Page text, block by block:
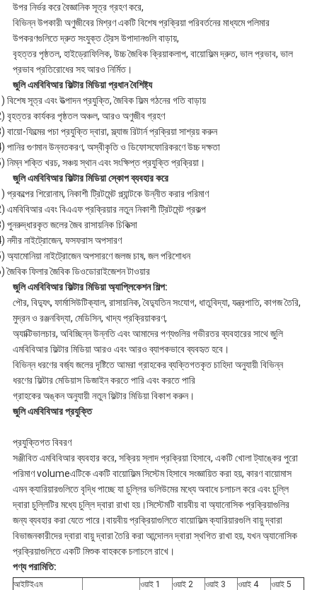
উপর নির্ভর করে বৈজ্ঞানিক সূত্র গ্রহণ করে,
বিভিন্ন উপকারী অণুজীবের মিশ্রণ একটি বিশেষ প্রক্রিয়া পরিবর্তনের মাধ্যমে পলিমার
উপকরণগুলিতে দ্রুত সংযুক্ত ট্রেস উপাদানগুলি বাড়ায়,
বৃহত্তর পৃষ্ঠতল, হাইড্রোফিলিক, উচ্চ জৈবিক ক্রিয়াকলাপ, বায়োফিল্ম দ্রুত, ভাল প্রভাব, ভাল
প্রভাব প্রতিরোধের সহ আরও নির্মিত।
জুলিএমবিবিআর ফিল্টার মিডিয়া প্রধান বৈশিষ্ট্য
বিশেষ সূত্র এবং উত্পাদন প্রযুক্তি, জৈবিক ফিল্ম গঠনের গতি বাড়ায়
বৃহত্তর কার্যকর পৃষ্ঠতল অঞ্চল, আরও অণুজীব গ্রহণ
বায়ো-ফিল্মের পচা প্রযুক্তি দ্বারা, স্ল্যাজ রিটার্ন প্রক্রিয়া সাশ্রয় করুন
পানির গুণমান উন্নতকরণ, অস্বীকৃতি ও ডিফোসফোরিকরণে উচ্চ দক্ষতা
নিম্ন শক্তি খরচ, সঞ্চয় স্থান এবং সংক্ষিপ্ত প্রযুক্তি প্রক্রিয়া।
জুলিএমবিবিআর ফিল্টার মিডিয়া স্কোপ ব্যবহার করে
প্রকল্পের শিরোনাম, নিকাশী ট্রিটমেন্ট প্ল্যান্টকে উন্নীত করার পরিমাণ
এমবিবিআর এবং বিএএফ প্রক্রিয়ার নতুন নিকাশী ট্রিটমেন্ট প্রকল্প
পুনরুদ্ধারকৃত জলের জৈব রাসায়নিক চিকিত্সা
নদীর নাইট্রোজেন, ফসফরাস অপসারণ
অ্যামোনিয়া নাইট্রোজেন অপসারণে জলজ চাষ, জল পরিশোধন
জৈবিক ফিলার জৈবিক ডিওডোরাইজেশন টাওয়ার
জুলিএমবিবিআর ফিল্টার মিডিয়া অ্যাপ্লিকেশন শিল্প:
পৌর, বিদ্যুৎ, ফার্মাসিউটিক্যাল, রাসায়নিক, বৈদ্যুতিন সংযোগ, ধাতুবিদ্যা, যন্ত্রপাতি, কাগজ তৈরি,
মুদ্রন ও রঞ্জনবিদ্যা, মেডিসিন, খাদ্য প্রক্রিয়াকরণ,
অ্যাক্টিভালচার, অবিচ্ছিন্ন উন্নতি এবং আমাদের পণ্যগুলির গভীরতর ব্যবহারের সাথে জুলি
এমবিবিআর ফিল্টার মিডিয়া আরও এবং আরও ব্যাপকভাবে ব্যবহৃত হবে।
বিভিন্ন ধরণের বর্জ্য জলের দৃষ্টিতে আমরা গ্রাহকের ব্যক্তিগতকৃত চাহিদা অনুযায়ী বিভিন্ন
ধরণের ফিল্টার মেডিয়াস ডিজাইন করতে পারি এবং করতে পারি
গ্রাহকের অঙ্কন অনুযায়ী নতুন ফিল্টার মিডিয়া বিকাশ করুন।
জুলিএমবিবিআর প্রযুক্তি
প্রযুক্তিগত বিবরণ
সঞ্জীবিত এমবিবিআর ব্যবহার করে, সক্রিয় স্লাদ প্রক্রিয়া হিসাবে, একটি খোলা ট্যাঙ্কের পুরো
পরিমাণ volumeএটিকে একটি বায়োফিল্ম সিস্টেম হিসাবে সংজ্ঞায়িত করা হয়, কারণ বায়োমাস
এমন ক্যারিয়ারগুলিতে বৃদ্ধি পাচ্ছে যা চুল্লির ভলিউমের মধ্যে অবাধে চলাচল করে এবং চুল্লি
দ্বারা চুল্লিটির মধ্যে চুল্লি দ্বারা রাখা হয়।সিস্টেমটি বায়বীয় বা অ্যানোসিক প্রক্রিয়াগুলির
জন্য ব্যবহার করা যেতে পারে।বায়বীয় প্রক্রিয়াগুলিতে বায়োফিল্ম ক্যারিয়ারগুলি বায়ু দ্বারা
বিভাজনকারীদের দ্বারা বায়ু দ্বারা তৈরি করা আন্দোলন দ্বারা স্থগিত রাখা হয়, যখন অ্যানোসিক
প্রক্রিয়াগুলিতে একটি মিশুক বাহককে চলাচলে রাখে।
পণ্য পরামিতি:
আইটিইএম ওয়াই 1 ওয়াই 2 ওয়াই 3 ওয়াই 4
ওয়াই 5